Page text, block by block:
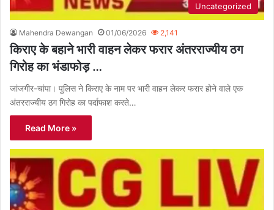
Uncategorized
Mahendra Dewangan 01/06/2026 2,141
किराए के बहाने भारी वाहन लेकर फरार अंतरराज्यीय ठग
गिरोह का भंडाफोड़ …
जांजगीर-चांपा। पुलिस ने किराए के नाम पर भारी वाहन लेकर फरार होने वाले एक
अंतरराज्यीय ठग गिरोह का पर्दाफाश करते…
Read More »